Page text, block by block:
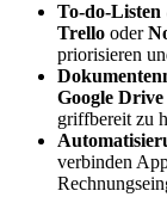
To-do-
Trello oder
priorisieren
Google
griffbereit zu
verbinden